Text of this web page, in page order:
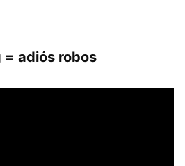
= adiós robos